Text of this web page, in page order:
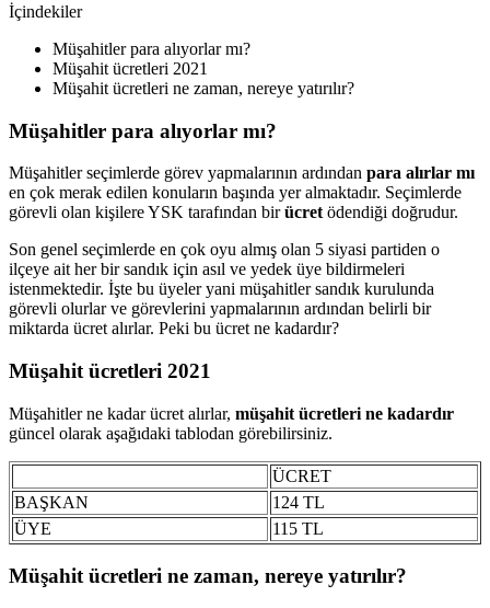
İçindekiler
Müşahitler para alıyorlar mı?
Müşahit ücretleri 2021
Müşahit ücretleri ne zaman, nereye yatırılır?
Müşahitler para alıyorlar mı?
Müşahitler seçimlerde görev yapmalarının ardından para alırlar mı
en çok merak edilen konuların başında yer almaktadır. Seçimlerde
görevli olan kişilere YSK tarafından birücret ödendiği doğrudur.
Son genel seçimlerde en çok oyu almış olan 5 siyasi partiden o
ilçeye ait her bir sandık için asıl ve yedek üye bildirmeleri
istenmektedir. İşte bu üyeler yani müşahitler sandık kurulunda
görevli olurlar ve görevlerini yapmalarının ardından belirli bir
miktarda ücret alırlar. Peki bu ücret ne kadardır?
Müşahit ücretleri 2021
Müşahitler ne kadar ücret alırlar, müşahit ücretleri ne kadardır
güncel olarak aşağıdaki tablodan görebilirsiniz.
ÜCRET
BAŞKAN
124 TL
ÜYE
115 TL
Müşahit ücretleri ne zaman, nereye yatırılır?